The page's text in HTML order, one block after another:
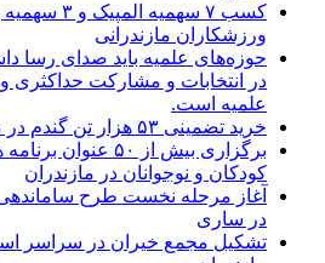
کسب ۷
ورزشکاران مازندرانی
حوزه‌های علمیه باید صدای رسا
در انتخابات و مشارکت حداکثری
علمیه است.
خرید تضمینی ۵۳ هزار تن گندم در مازندران
برگزاری بیش از ۵۰
کودکان و نوجوانان در مازندران
آغاز مرحله نخست طرح
در ساری
تشکیل مجمع خیران در سراسر